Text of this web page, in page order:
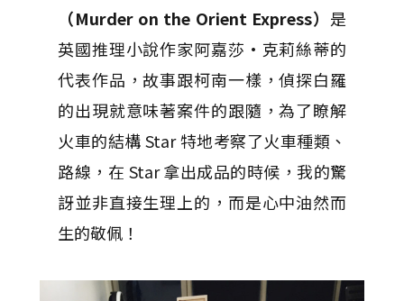
（Murder on the Orient Express） 是
英國推理小說作家阿嘉莎·克莉絲蒂的
代表作品，故事跟柯南一樣，偵探白羅
的出現就意味著案件的跟隨，為了瞭解
火車的結構 Star 特地考察了火車種類、
路線，在 Star 拿出成品的時候，我的驚
訝並非直接生理上的，而是心中油然而
生的敬佩！